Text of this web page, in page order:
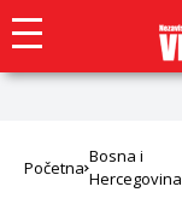
Početna
Bosna i
Hercegovina